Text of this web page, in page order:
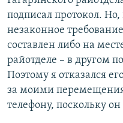
подписал протокол. Но,
незаконное
составлен либо на
райотделе – в другом
Поэтому я отказался
за моими
телефону, поскольку